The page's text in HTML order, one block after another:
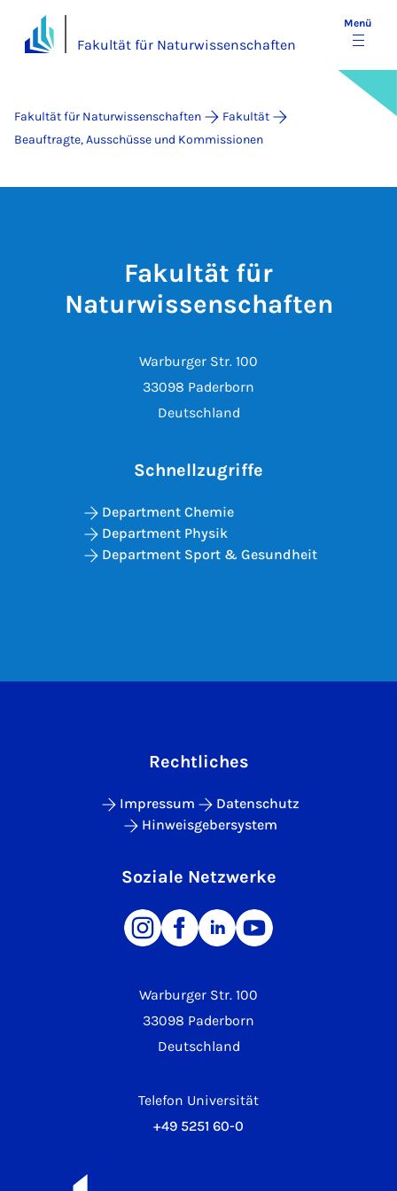
Fakultät für Naturwissenschaften
Menü
Fakultät für Naturwissenschaften
Fakultät
Beauftragte, Ausschüsse und Kommissionen
Fakultät für
Naturwissenschaften
Warburger Str. 100
33098 Paderborn
Deutschland
Schnellzugriffe
Department Chemie
Department Physik
Department Sport & Gesundheit
Warburger Str. 100
33098 Paderborn
Deutschland
Telefon Universität
+49 5251 60-0
Rechtliches
Impressum
Datenschutz
Hinweisgebersystem
Soziale Netzwerke